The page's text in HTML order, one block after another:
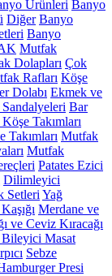
Ürünleri Banyo
Diğer Banyo
Banyo
Mutfak
Dolapları Çok
Rafları Köşe
Dolabı Ekmek ve
Bar
Takımları
Takımları Mutfak
Mutfak
Patates Ezici
Dilimleyici
Setleri Yağ
Merdane ve
ve Ceviz Kıracağı
Bileyici Masat
Sebze
Presi